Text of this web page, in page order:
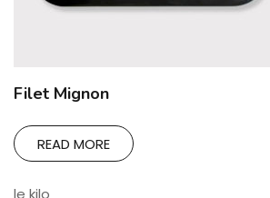
Filet Mignon
READ MORE
le kilo